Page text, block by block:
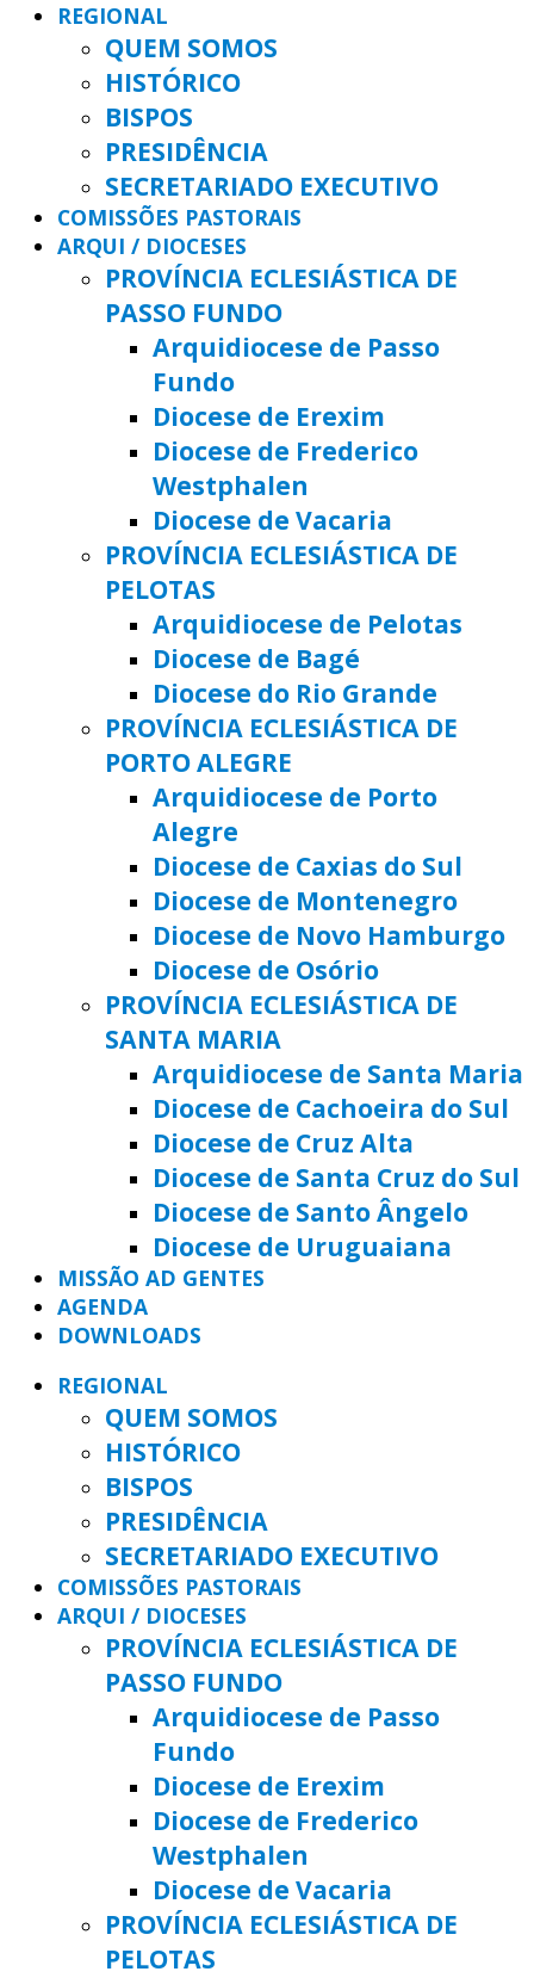
REGIONAL
QUEM SOMOS
HISTÓRICO
BISPOS
PRESIDÊNCIA
SECRETARIADO EXECUTIVO
COMISSÕES PASTORAIS
ARQUI / DIOCESES
PROVÍNCIA ECLESIÁSTICA DE
PASSO FUNDO
Arquidiocese de Passo
Fundo
Diocese de Erexim
Diocese de Frederico
Westphalen
Diocese de Vacaria
PROVÍNCIA ECLESIÁSTICA DE
PELOTAS
Arquidiocese de Pelotas
Diocese de Bagé
Diocese do Rio Grande
PROVÍNCIA ECLESIÁSTICA DE
PORTO ALEGRE
Arquidiocese de Porto
Alegre
Diocese de Caxias do Sul
Diocese de Montenegro
Diocese de Novo Hamburgo
Diocese de Osório
PROVÍNCIA ECLESIÁSTICA DE
SANTA MARIA
Arquidiocese de Santa Maria
Diocese de Cachoeira do Sul
Diocese de Cruz Alta
Diocese de Santa Cruz do Sul
Diocese de Santo Ângelo
Diocese de Uruguaiana
MISSÃO AD GENTES
AGENDA
DOWNLOADS
REGIONAL
QUEM SOMOS
HISTÓRICO
BISPOS
PRESIDÊNCIA
SECRETARIADO EXECUTIVO
COMISSÕES PASTORAIS
ARQUI / DIOCESES
PROVÍNCIA ECLESIÁSTICA DE
PASSO FUNDO
Arquidiocese de Passo
Fundo
Diocese de Erexim
Diocese de Frederico
Westphalen
Diocese de Vacaria
PROVÍNCIA ECLESIÁSTICA DE
PELOTAS